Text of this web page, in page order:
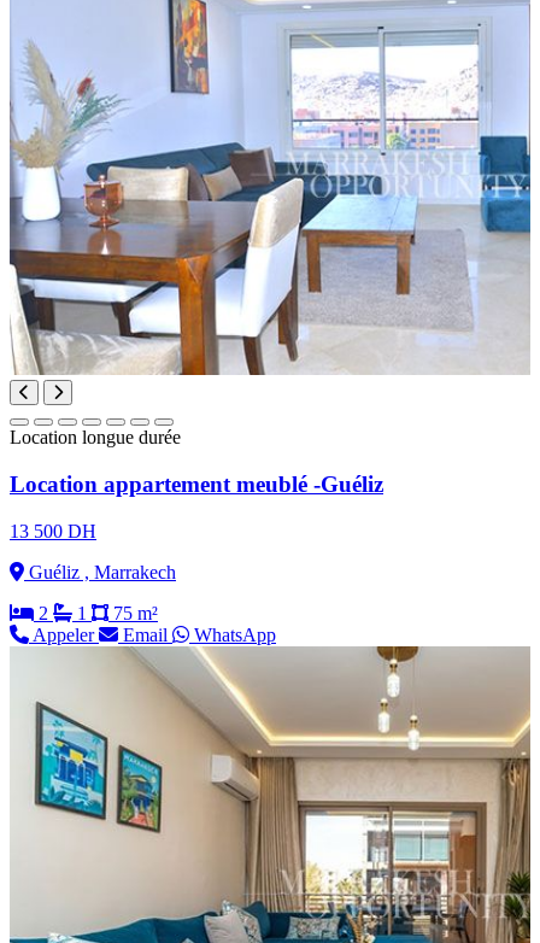
Location longue durée
Location appartement meublé -Guéliz
13 500 DH
Guéliz , Marrakech
2
1
75 m²
Appeler
Email WhatsApp